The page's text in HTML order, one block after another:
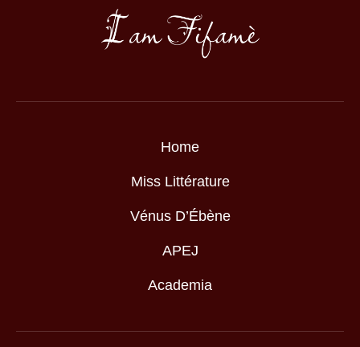
Home
Miss Littérature
Vénus D’Ébène
APEJ
Academia